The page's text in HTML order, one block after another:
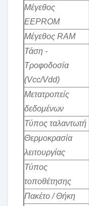
Μέγεθος
EEPROM
Μέγεθος RAM
Τάση -
Τροφοδοσία
(Vcc/Vdd)
Μετατροπείς
δεδομένων
Τύπος ταλαντωτή
Θερμοκρασία
λειτουργίας
Τύπος
τοποθέτησης
Πακέτο / Θήκη